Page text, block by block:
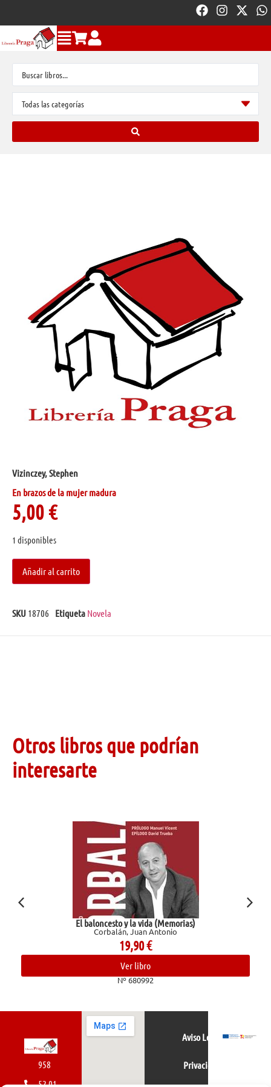
Vizinczey, Stephen
En brazos de la mujer madura
5,00€
1 disponibles
Añadir al carrito
SKU 18706 Etiqueta Novela
Otros libros que podrían
interesarte
El baloncesto y la vida (Memorias)
Corbalán, Juan Antonio
19,90€
Ver libro
Nº 680992
958
52 01
Aviso Legal
Privacidad